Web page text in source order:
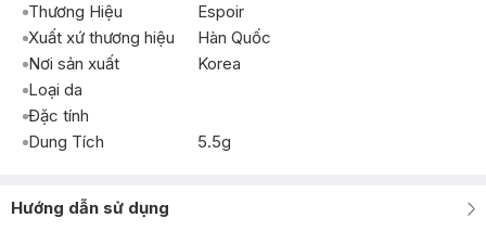
Thương Hiệu
Espoir
Xuất xứ thương hiệu
Hàn Quốc
Nơi sản xuất
Korea
Loại da
Đặc tính
Dung Tích
5.5g
Hướng dẫn sử dụng